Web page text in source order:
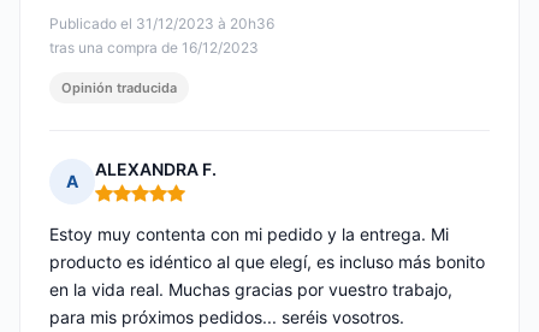
Publicado el 31/12/2023 à 20h36
tras una compra de 16/12/2023
Opinión traducida
A
ALEXANDRA F.
Nota: 5 de 5
Estoy muy contenta con mi pedido y la entrega. Mi
producto es idéntico al que elegí, es incluso más bonito
en la vida real. Muchas gracias por vuestro trabajo,
para mis próximos pedidos... seréis vosotros.